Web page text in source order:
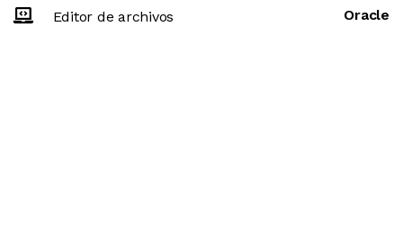
Editor de archivos Oracle